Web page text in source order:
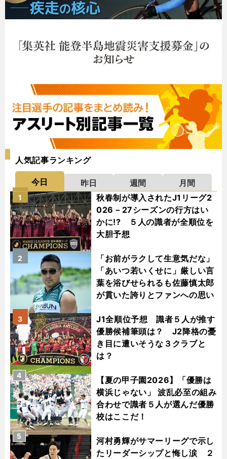
人気記事ランキング
今日 昨日 週間
月間
秋春制が導入されたJ1リーグ2
026－27シーズンの行方はい
かに!? ５人の識者が全順位を
大胆予想
1
「お前がラクして生意気だな」
「あいつ若いくせに」厳しい言
葉を浴びせられるも佐藤慎太郎
が貫いた誇りとファンへの思い
2
J1全順位予想 識者５人が推す
優勝候補筆頭は？ J2降格の憂
き目に遭いそうな３クラブと
は？
3
【夏の甲子園2026】「優勝は
横浜じゃない」 波乱必至の組み
合わせで識者５人が選んだ優勝
校はここだ！
4
河村勇輝がサマーリーグで示し
たリーダーシップと悔し涙 ２
5